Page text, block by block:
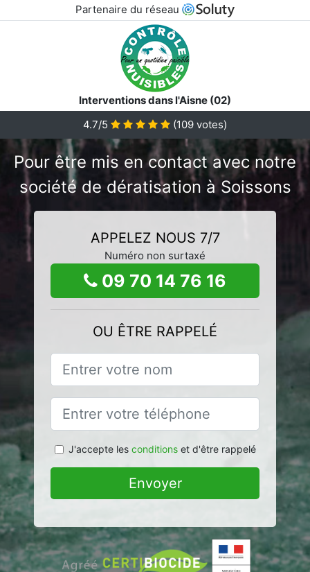
Partenaire du réseau
Interventions dans l'Aisne (02)
4.7/5
(109 votes)
Pour être mis en contact avec notre
société de dératisation à Soissons
APPELEZ NOUS 7/7
Numéro non surtaxé
09 70 14 76 16
OU ÊTRE RAPPELÉ
J'accepte les conditionset d'être rappelé
Envoyer